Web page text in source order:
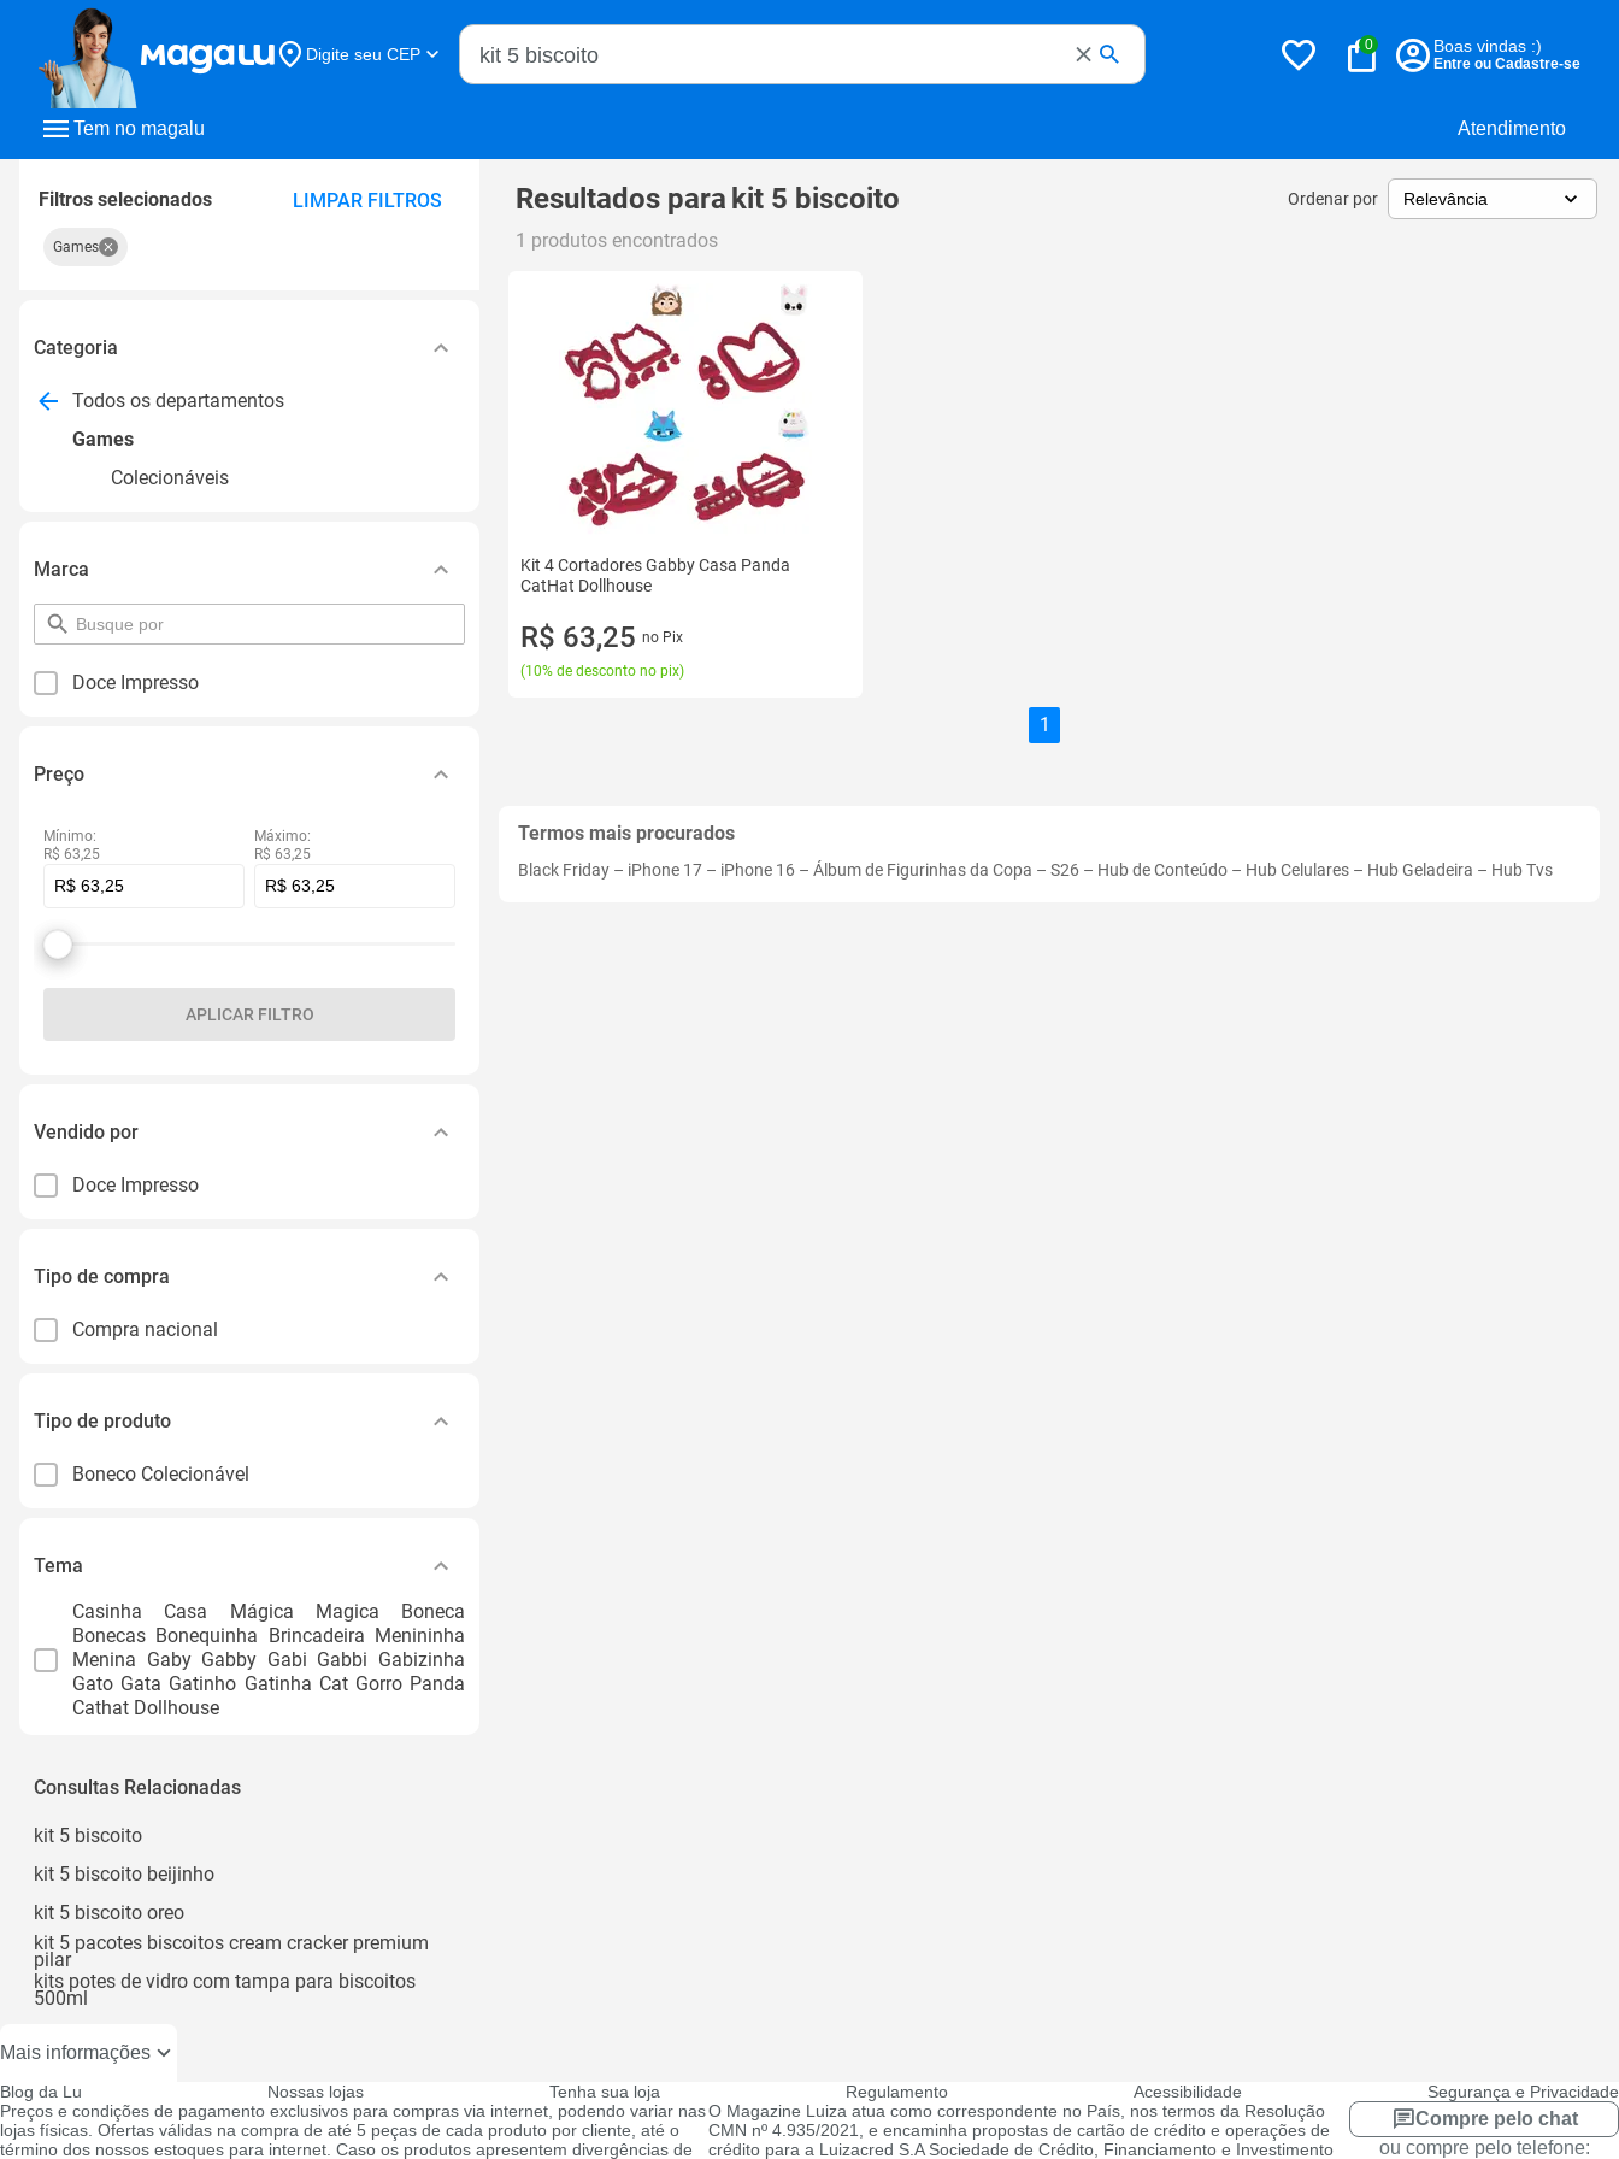
Tem no magalu Atendimento
Digite seu CEP
Buscar no Magalu
0 Boas vindas :)
Entre ou Cadastre-se
Filtros selecionados LIMPAR FILTROS
Games
Categoria
Todos os departamentos
Games
Colecionáveis
Marca
pesquisar
por
Doce Impresso
Preço
Mínimo:
R$ 63,25
Máximo:
R$ 63,25
APLICAR FILTRO
Vendido por
Doce Impresso
Tipo de compra
Compra nacional
Tipo de produto
Boneco Colecionável
Tema
Casinha Casa Mágica Magica Boneca
Bonecas Bonequinha Brincadeira Menininha
Menina Gaby Gabby Gabi Gabbi Gabizinha
Gato Gata Gatinho Gatinha Cat Gorro Panda
Cathat Dollhouse
Consultas Relacionadas
kit 5 biscoito
kit 5 biscoito beijinho
kit 5 biscoito oreo
kit 5 pacotes biscoitos cream cracker premium
pilar
kits potes de vidro com tampa para biscoitos
500ml
Resultados para kit 5 biscoito Ordenar por
1 produtos encontrados
Kit 4 Cortadores Gabby Casa Panda
CatHat Dollhouse
R$ 63,25 no Pix
(10% de desconto no pix)
1
Termos mais procurados
Black Friday – iPhone 17 – iPhone 16 – Álbum de Figurinhas da Copa – S26 – Hub de Conteúdo – Hub Celulares – Hub Geladeira – Hub Tvs
Mais informações
Blog da Lu Nossas lojas Tenha sua loja Regulamento Acessibilidade
Segurança e Privacidade
Preços e condições de pagamento exclusivos para compras via internet, podendo variar nas
lojas físicas. Ofertas válidas na compra de até 5 peças de cada produto por cliente, até o
término dos nossos estoques para internet. Caso os produtos apresentem divergências de
O Magazine Luiza atua como correspondente no País, nos termos da Resolução
CMN nº 4.935/2021, e encaminha propostas de cartão de crédito e operações de
crédito para a Luizacred S.A Sociedade de Crédito, Financiamento e Investimento
Compre pelo chat
ou compre pelo telefone: